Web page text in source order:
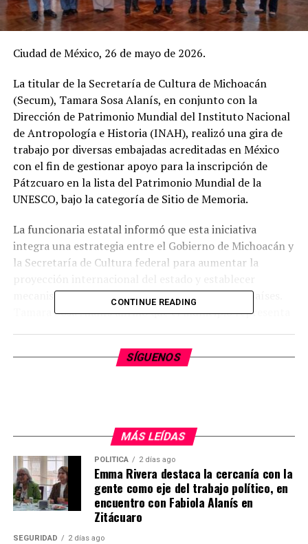
Ciudad de México, 26 de mayo de 2026.
La titular de la Secretaría de Cultura de Michoacán
(Secum), Tamara Sosa Alanís, en conjunto con la
Dirección de Patrimonio Mundial del Instituto Nacional
de Antropología e Historia (INAH), realizó una gira de
trabajo por diversas embajadas acreditadas en México
con el fin de gestionar apoyo para la inscripción de
Pátzcuaro en la lista del Patrimonio Mundial de la
UNESCO, bajo la categoría de Sitio de Memoria.
La funcionaria estatal informó que esta iniciativa
integra una estrategia entre el Gobierno de Michoacán y
la Secretaría de Cultura federal para aumentar la
mecanismos de intercambio cultural con otros países.
Tamara Sosa Alanís afirmó que el municipio representa
vigentes, por lo que la postulación busca el
reconocimiento de su valor histórico, arquitectónico y
INAH, Francisco Vidargas Acosta, indicó que la
propuesta es relevante para el país debido a la
continuidad comunitaria de la zona y su capacidad de
diálogo entre tradiciones. El directivo explicó que el
acompañamiento diplomático es un procedimiento
institucional orientado a fortalecer el respaldo
internacional de las candidaturas mexicanas.
CONTINUE READING
SÍGUENOS
MÁS LEÍDAS
POLÍTICA 2 días ago
Emma Rivera destaca la cercanía con la
gente como eje del trabajo político, en
encuentro con Fabiola Alanís en
Zitácuaro
SEGURIDAD 2 días ago